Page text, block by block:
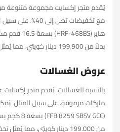
يُقدم متجر إكسايت مجموعة متنوعة
مع تخفيضات تصل
بدلاً من 199.900 دينار كويتي، مما يُمثل تخفيضًا بنسبة 40% .
عروض الغسالات
بالنسبة للغسالات، يُقدم متجر
ماركات مرموقة. على سبيل المثال،
من 199.000 دينار كويتي، مما يُمثل تخفيضًا بنسبة 37% .